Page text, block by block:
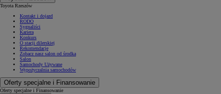
Toyota Rzeszów
Kontakt i dojazd
RODO
Sygnaliści
Kariera
Konkurs
O stacji dilerskiej
Rekomendacje
Zobacz nasz salon od środka
Salon
Samochody Używane
Wypożyczalnia samochodów
Oferty specjalne i Finansowanie
Oferty specjalne i Finansowanie